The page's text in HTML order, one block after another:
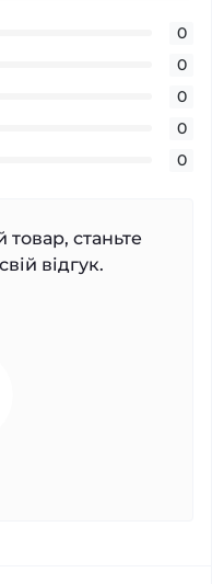
0
0
0
0
0
товар, станьте
відгук.